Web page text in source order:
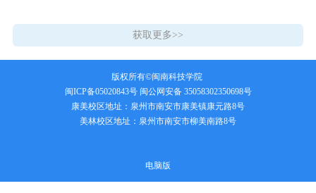
获取更多>>
版权所有©闽南科技学院
闽ICP备05020843号 闽公网安备 35058302350698号
康美校区地址：泉州市南安市康美镇康元路8号
美林校区地址：泉州市南安市柳美南路8号
电脑版